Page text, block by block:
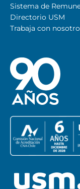
Sistema de
Directorio USM
Trabaja con